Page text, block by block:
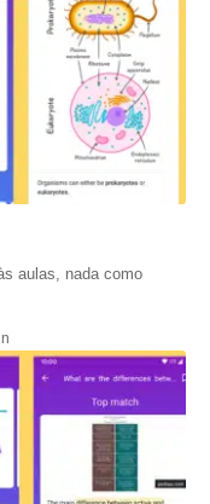
aulas, nada como